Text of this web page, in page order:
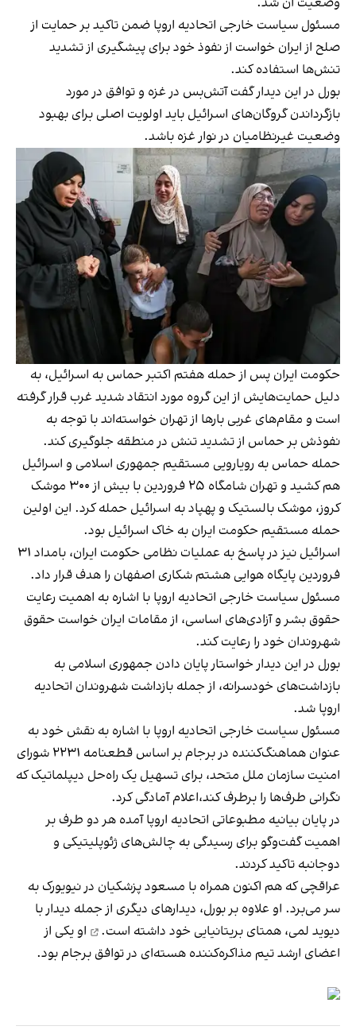
مسئول سیاست خارجی اتحادیه اروپا ضمن تاکید بر حمایت از
صلح از ایران خواست از نفوذ خود برای پیشگیری از تشدید
تنش‌ها استفاده کند.
بورل در این دیدار گفت آتش‌بس در غزه و توافق در مورد
بازگرداندن گروگان‌های اسرائیل باید اولویت اصلی برای بهبود
وضعیت غیرنظامیان در نوار غزه باشد.
حکومت ایران پس از حمله هفتم اکتبر حماس به اسرائیل، به
دلیل حمایت‌هایش از این گروه مورد انتقاد شدید غرب قرار گرفته
است و مقام‌های غربی بارها از تهران خواسته‌اند با توجه به
نفوذش بر حماس از تشدید تنش در منطقه جلوگیری کند.
حمله حماس به رویارویی مستقیم جمهوری اسلامی و اسرائیل
هم کشید و تهران شامگاه ۲۵ فروردین با بیش از ۳۰۰ موشک
کروز، موشک بالستیک و پهپاد به اسرائیل حمله کرد. این اولین
حمله مستقیم حکومت ایران به خاک اسرائیل بود.
اسرائیل نیز در پاسخ به عملیات نظامی حکومت ایران، بامداد ۳۱
فروردین پایگاه هوایی هشتم شکاری اصفهان را هدف قرار داد.
مسئول سیاست خارجی اتحادیه اروپا با اشاره به اهمیت رعایت
حقوق بشر و آزادی‌های اساسی، از مقامات ایران خواست حقوق
شهروندان خود را رعایت کند.
بورل در این دیدار خواستار پایان دادن جمهوری اسلامی به
بازداشت‌های خودسرانه، از جمله بازداشت شهروندان اتحادیه
اروپا شد.
مسئول سیاست خارجی اتحادیه اروپا با اشاره به نقش خود به
عنوان هماهنگ‌کننده در برجام بر اساس قطعنامه ۲۲۳۱ شورای
امنیت سازمان ملل متحد، برای تسهیل یک راه‌حل دیپلماتیک که
نگرانی طرف‌ها را برطرف کند،اعلام آمادگی کرد.
در پایان بیانیه مطبوعاتی اتحادیه اروپا آمده هر دو طرف بر
اهمیت گفت‌وگو برای رسیدگی به چالش‌های ژئوپلیتیکی و
دوجانبه تاکید کردند.
عراقچی که هم اکنون همراه با مسعود پزشکیان در نیویورک به
سر می‌برد. او علاوه بر بورل، دیدارهای دیگری از جمله دیدار با
دیوید لمی، همتای بریتانیایی خود داشته است.
او یکی از
اعضای ارشد تیم مذاکره‌کننده هسته‌ای در توافق برجام بود.